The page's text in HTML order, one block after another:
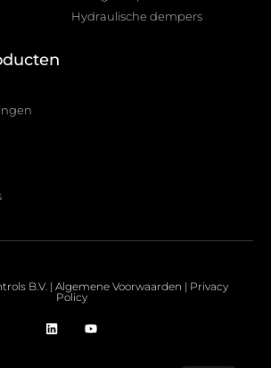
Hydraulische dempers
B.V. | Algemene Voorwaarden | Privacy
Policy